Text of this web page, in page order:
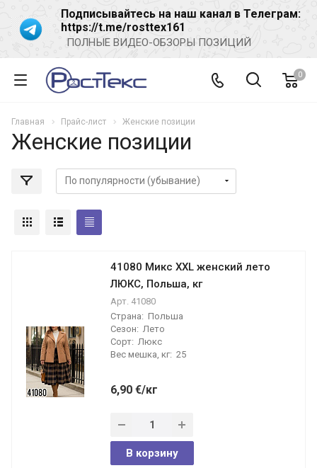
Подписывайтесь на наш канал в Телеграм:
https://t.me/rosttex161
ПОЛНЫЕ ВИДЕО-ОБЗОРЫ ПОЗИЦИЙ
0
Главная Прайс-лист Женские позиции
Женские позиции
41080 Микс XXL женский лето
ЛЮКС, Польша, кг
Арт. 41080
Страна: Польша
Сезон: Лето
Сорт: Люкс
Вес мешка, кг: 25
6,90 €/кг
В корзину